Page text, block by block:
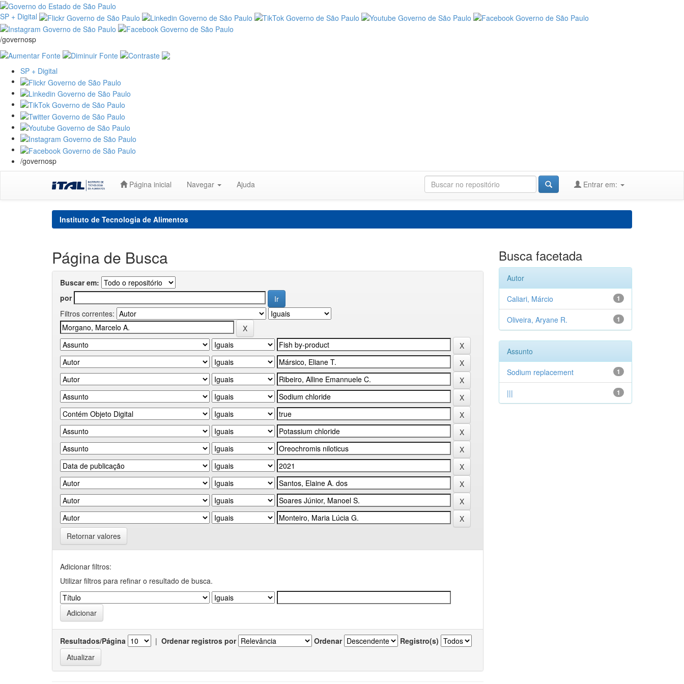
SP + Digital
/governosp
SP + Digital
/governosp
Página inicial Navegar Ajuda Entrar em:
Instituto de Tecnologia de Alimentos
Página de Busca
Buscar em:
por
Filtros correntes:
Retornar valores
Adicionar filtros:
Utilizar filtros para refinar o resultado de busca.
Resultados/Página | Ordenar registros por Ordenar Registro(s)
Busca facetada
Autor
1
Caliari, Márcio
1
Oliveira, Aryane R.
Assunto
1
Sodium replacement
1
|||